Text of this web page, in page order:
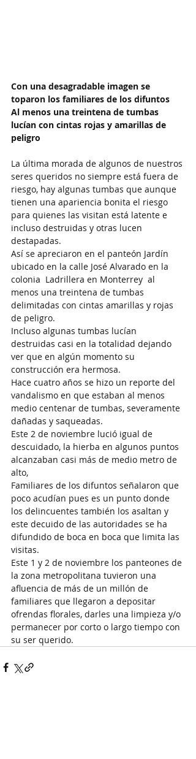
Con una desagradable imagen se
toparon los familiares de los difuntos
Al menos una treintena de tumbas
lucían con cintas rojas y amarillas de
peligro
La última morada de algunos de nuestros
seres queridos no siempre está fuera de
riesgo, hay algunas tumbas que aunque
tienen una apariencia bonita el riesgo
para quienes las visitan está latente e
incluso destruidas y otras lucen
destapadas.
Así se apreciaron en el panteón Jardín
ubicado en la calle José Alvarado en la
colonia  Ladrillera en Monterrey  al
menos una treintena de tumbas
delimitadas con cintas amarillas y rojas
de peligro.
Incluso algunas tumbas lucían
destruidas casi en la totalidad dejando
ver que en algún momento su
construcción era hermosa.
Hace cuatro años se hizo un reporte del
vandalismo en que estaban al menos
medio centenar de tumbas, severamente
dañadas y saqueadas.
Este 2 de noviembre lució igual de
descuidado, la hierba en algunos puntos
alcanzaban casi más de medio metro de
alto,
Familiares de los difuntos señalaron que
poco acudían pues es un punto donde
los delincuentes también los asaltan y
este decuido de las autoridades se ha
difundido de boca en boca que limita las
visitas.
Este 1 y 2 de noviembre los panteones de
la zona metropolitana tuvieron una
afluencia de más de un millón de
familiares que llegaron a depositar
ofrendas florales, darles una limpieza y/o
permanecer por corto o largo tiempo con
su ser querido.